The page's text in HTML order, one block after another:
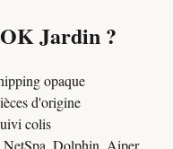
Jardin ?
opaque
d'origine
colis
Dolphin, Aiper,